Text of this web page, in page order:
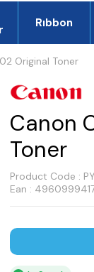
Rıbbon
Original Toner
Canon
Toner
Product Code :
Ean :